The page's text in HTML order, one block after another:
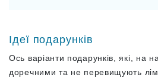
Ідеї подарунків
Ось варіанти подарунків, які, на
доречними та не перевищують